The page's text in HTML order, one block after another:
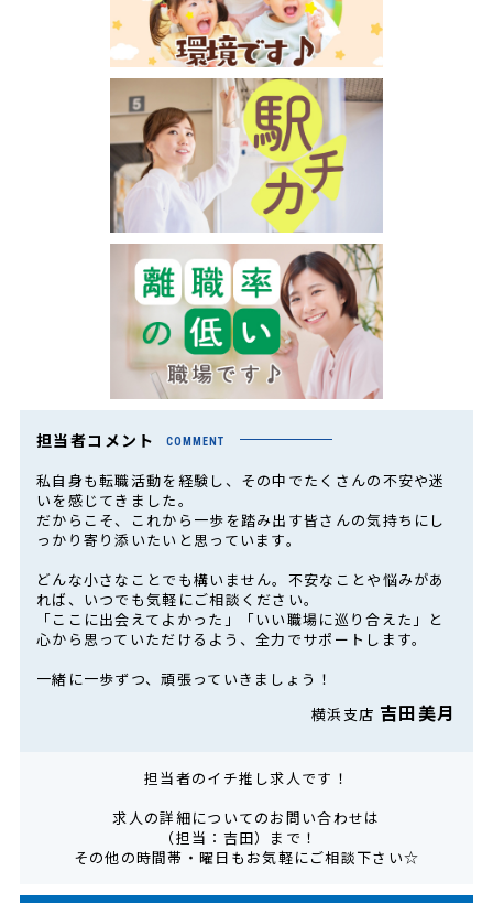
担当者コメント COMMENT
私自身も転職活動を経験し、その中でたくさんの不安や迷
いを感じてきました。
だからこそ、これから一歩を踏み出す皆さんの気持ちにし
っかり寄り添いたいと思っています。
どんな小さなことでも構いません。不安なことや悩みがあ
れば、いつでも気軽にご相談ください。
「ここに出会えてよかった」「いい職場に巡り合えた」と
心から思っていただけるよう、全力でサポートします。
一緒に一歩ずつ、頑張っていきましょう！
横浜支店 吉田美月
担当者のイチ推し求人です！
求人の詳細についてのお問い合わせは
（担当：吉田）まで！
その他の時間帯・曜日もお気軽にご相談下さい☆